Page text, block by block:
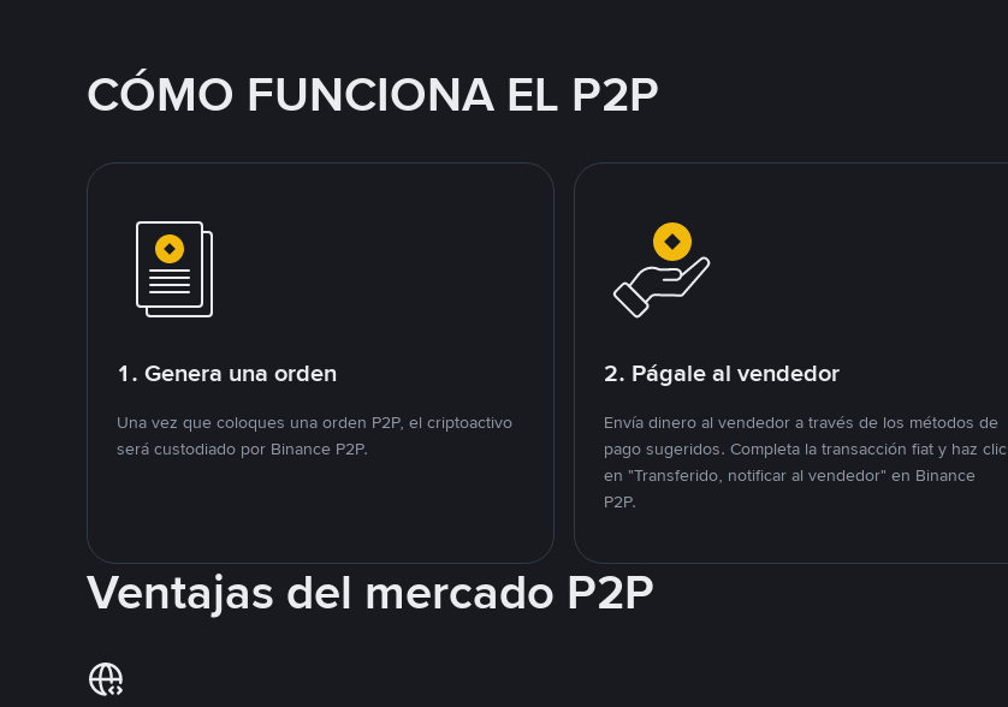
CÓMO FUNCIONA EL P2P
1. Genera una orden
Una vez que coloques una orden P2P, el criptoactivo
será custodiado por Binance P2P.
2. Págale al vendedor
Envía dinero al vendedor a través de los métodos de
pago sugeridos. Completa la transacción fiat y haz clic
en "Transferido, notificar al vendedor" en Binance
P2P.
Ventajas del mercado P2P